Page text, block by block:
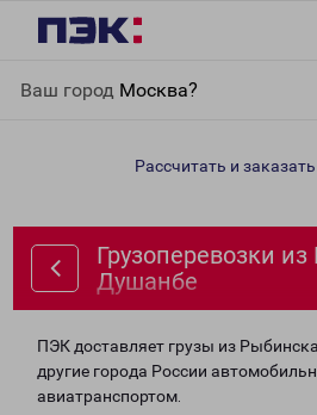
Ваш город Москва?
Душанбе
Рассчитать и
Грузоперевозки
Душанбе
ПЭК доставляет грузы из
другие города России
авиатранспортом.